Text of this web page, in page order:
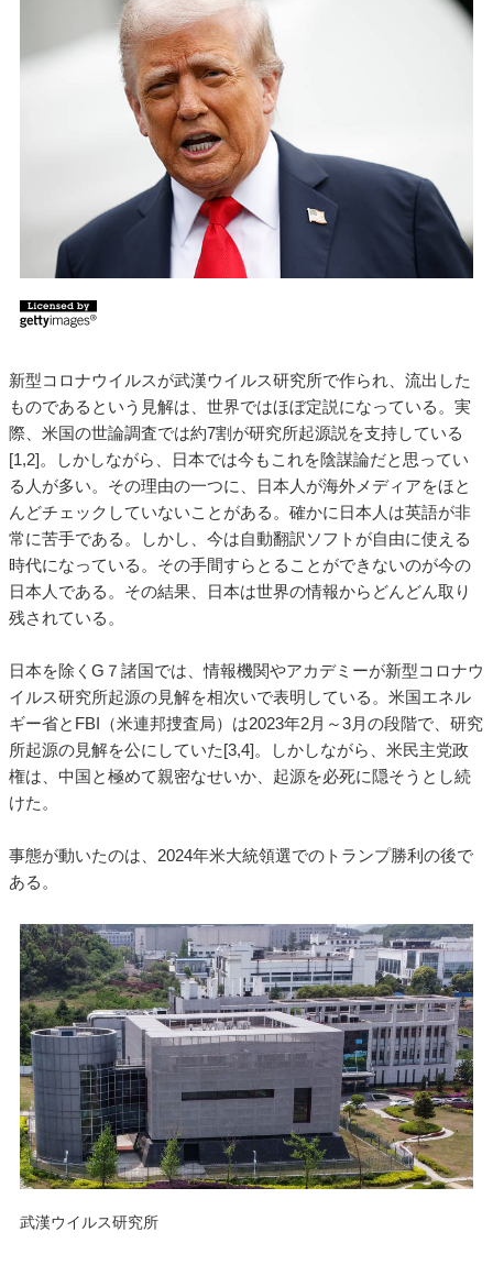
新型コロナウイルスが武漢ウイルス研究所で作られ、流出した
ものであるという見解は、世界ではほぼ定説になっている。実
際、米国の世論調査では約7割が研究所起源説を支持している
[1,2]。しかしながら、日本では今もこれを陰謀論だと思ってい
る人が多い。その理由の一つに、日本人が海外メディアをほと
んどチェックしていないことがある。確かに日本人は英語が非
常に苦手である。しかし、今は自動翻訳ソフトが自由に使える
時代になっている。その手間すらとることができないのが今の
日本人である。その結果、日本は世界の情報からどんどん取り
残されている。
日本を除くG７諸国では、情報機関やアカデミーが新型コロナウ
イルス研究所起源の見解を相次いで表明している。米国エネル
ギー省とFBI（米連邦捜査局）は2023年2月～3月の段階で、研究
所起源の見解を公にしていた[3,4]。しかしながら、米民主党政
権は、中国と極めて親密なせいか、起源を必死に隠そうとし続
けた。
事態が動いたのは、2024年米大統領選でのトランプ勝利の後で
ある。
武漢ウイルス研究所